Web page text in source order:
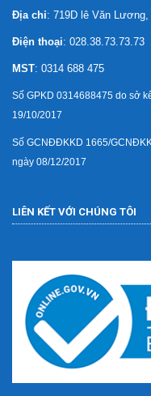
Địa chỉ: 719D lê Văn
Điện thoại: 028.38.73.73.73
MST: 0314 688 475
Số GPKD 0314688475 do sở
19/10/2017
Số GCNĐĐKKD 1665/
ngày 08/12/2017
LIÊN KẾT VỚI CHÚNG TÔI